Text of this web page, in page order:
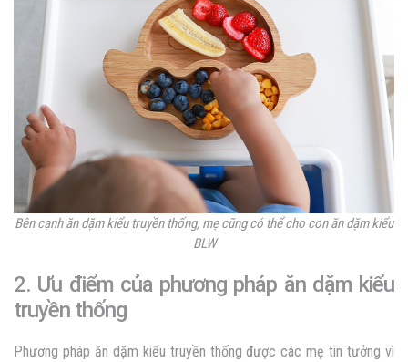
Bên cạnh ăn dặm kiểu truyền thống, mẹ cũng có thể cho con ăn dặm kiểu
BLW
2. Ưu điểm của phương pháp ăn dặm kiểu
truyền thống
Phương pháp ăn dặm kiểu truyền thống được các mẹ tin tưởng vì